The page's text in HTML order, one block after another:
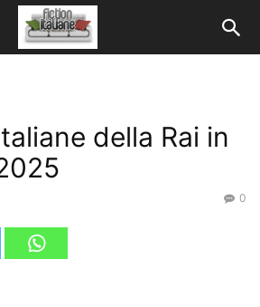
della Rai in
0